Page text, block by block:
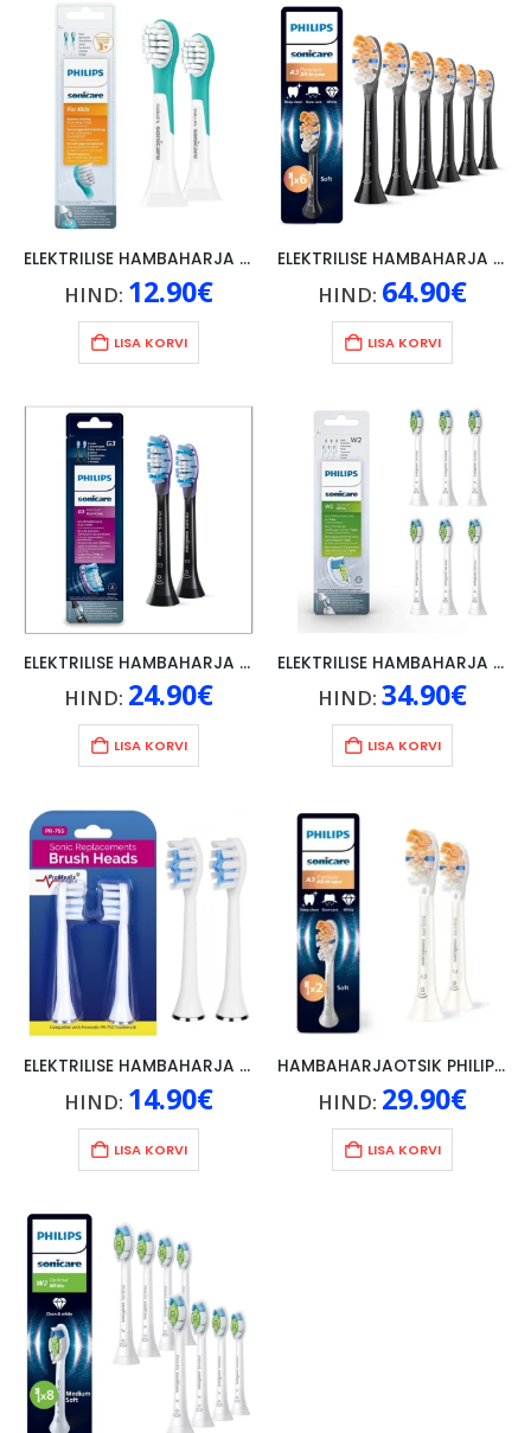
ELEKTRILISE HAMBAHARJA OTSIK PHILIPS SONICARE 3+,2TK, VALGE
HIND: 12.90€
LISA KORVI
ELEKTRILISE HAMBAHARJA OTSIK PHILIPS SONICARE A3, SOFT, 6TK
HIND: 64.90€
LISA KORVI
ELEKTRILISE HAMBAHARJA OTSIK PHILIPS SONICARE G3 2tk, MUST
HIND: 24.90€
LISA KORVI
ELEKTRILISE HAMBAHARJA OTSIK PHILIPS SONICARE W2, 6TK, MEDIUM, VALGE
HIND: 34.90€
LISA KORVI
ELEKTRILISE HAMBAHARJA OTSIK SONIC 2TK, VALGE
HIND: 14.90€
LISA KORVI
HAMBAHARJAOTSIK PHILIPS SONICARE A3-ALL IN ONE, SOFT, 2TK.
HIND: 29.90€
LISA KORVI